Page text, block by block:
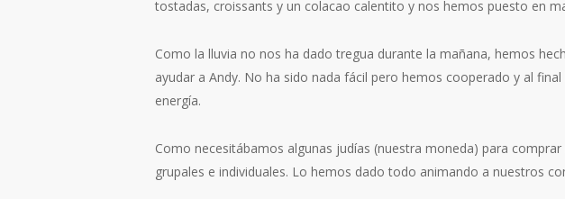
tostadas, croissants y un colacao calentito y nos hemos puesto en
Como la lluvia no nos ha dado tregua durante la mañana, hemos
ayudar a Andy. No ha sido nada fácil pero hemos cooperado y al
energía.
Como necesitábamos algunas judías (nuestra moneda) para
grupales e individuales. Lo hemos dado todo animando a nuestros